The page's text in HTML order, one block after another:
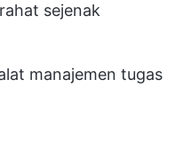
sejenak
manajemen tugas